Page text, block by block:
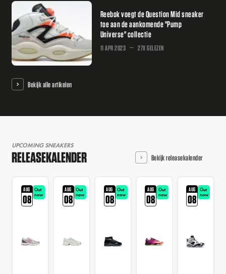
Reebok voegt de Question Mid sneaker
toe aan de aankomende "Pump
Universe" collectie
11 APR 2023 27X GELEZEN
Bekijk alle artikelen
UPCOMING SNEAKERS
RELEASEKALENDER Bekijk releasekalender
AUG
08
Out
now
AUG
08
Out
now
AUG
08
Out
now
AUG
08
Out
now
AUG
08
Out
now